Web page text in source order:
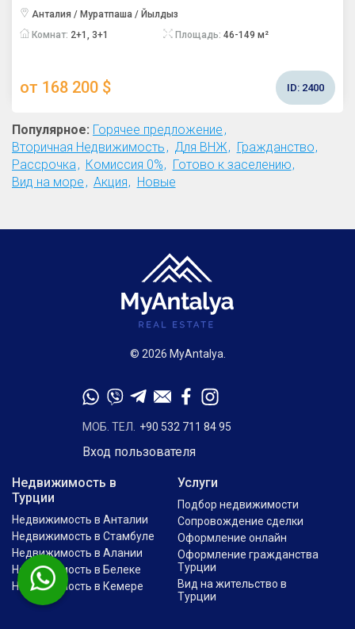
Анталия / Муратпаша / Йылдыз
Комнат: 2+1, 3+1 Площадь: 46-149 м²
от 168 200 $ ID: 2400
Популярное: Горячее предложение
Вторичная Недвижимость
Для ВНЖ
Гражданство
Рассрочка
Комиссия 0%
Готово к заселению
Вид на море
Акция Новые
© 2026 MyAntalya.
Недвижимость в
Турции
Недвижимость в Анталии
Недвижимость в Стамбуле
Недвижимость в Алании
Недвижимость в Белеке
Недвижимость в Кемере
Услуги
Подбор недвижимости
Сопровождение сделки
Оформление онлайн
Оформление гражданства
Турции
Вид на жительство в
Турции
МОБ. ТЕЛ. +90 532 711 84 95
Вход пользователя